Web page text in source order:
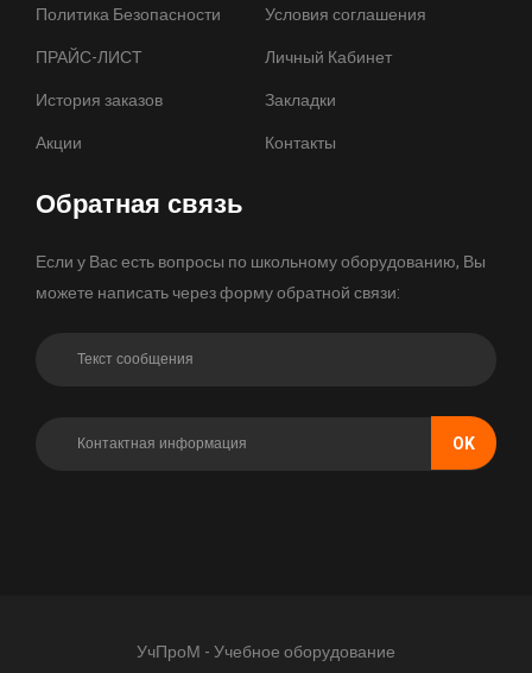
Политика Безопасности
Условия соглашения
ПРАЙС-ЛИСТ
Личный Кабинет
История заказов
Закладки
Акции
Контакты
Обратная связь
Если у Вас есть вопросы по школьному оборудованию, Вы
можете написать через форму обратной связи:
OK
УчПроМ - Учебное оборудование